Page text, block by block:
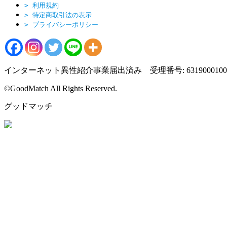
> 利用規約
> 特定商取引法の表示
> プライバシーポリシー
インターネット異性紹介事業届出済み 受理番号:
©️GoodMatch All Rights Reserved.
グッドマッチ